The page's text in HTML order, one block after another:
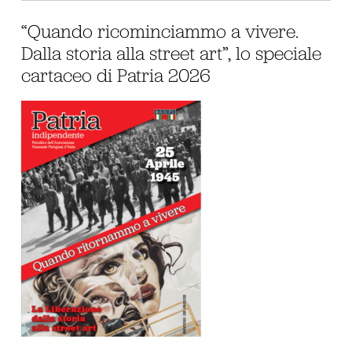
“Quando ricominciammo a vivere.
Dalla storia alla street art”, lo speciale
cartaceo di Patria 2026